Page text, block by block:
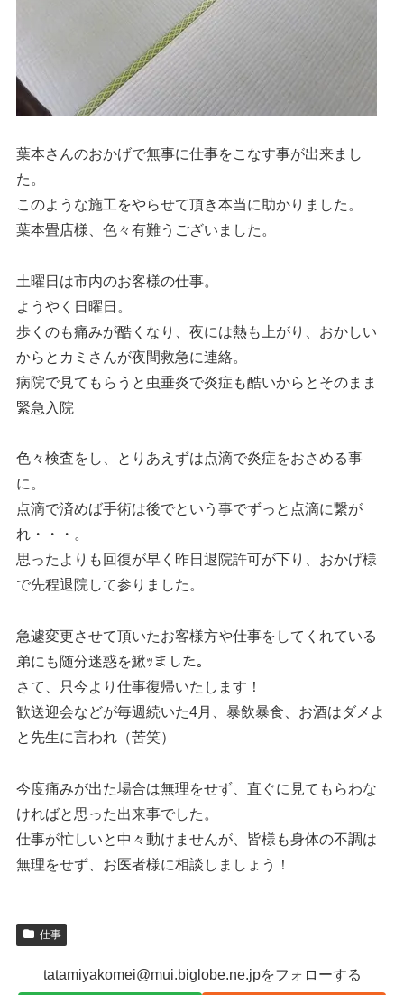
葉本さんのおかげで無事に仕事をこなす事が出来まし
た。
このような施工をやらせて頂き本当に助かりました。
葉本畳店様、色々有難うございました。
土曜日は市内のお客様の仕事。
ようやく日曜日。
歩くのも痛みが酷くなり、夜には熱も上がり、おかしい
からとカミさんが夜間救急に連絡。
病院で見てもらうと虫垂炎で炎症も酷いからとそのまま
緊急入院
色々検査をし、とりあえずは点滴で炎症をおさめる事
に。
点滴で済めば手術は後でという事でずっと点滴に繋が
れ・・・。
思ったよりも回復が早く昨日退院許可が下り、おかげ様
で先程退院して参りました。
急遽変更させて頂いたお客様方や仕事をしてくれている
弟にも随分迷惑を鰍ｯました。
さて、只今より仕事復帰いたします！
歓送迎会などが毎週続いた4月、暴飲暴食、お酒はダメよ
と先生に言われ（苦笑）
今度痛みが出た場合は無理をせず、直ぐに見てもらわな
ければと思った出来事でした。
仕事が忙しいと中々動けませんが、皆様も身体の不調は
無理をせず、お医者様に相談しましょう！
仕事
tatamiyakomei@mui.biglobe.ne.jpをフォローする